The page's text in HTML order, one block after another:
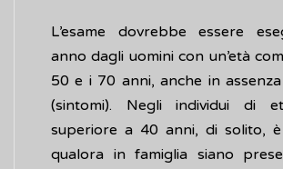
L’esame dovrebbe essere
anno dagli uomini con un’età
50 e i 70 anni, anche in
(sintomi). Negli individui di
superiore a 40 anni, di solito,
qualora in famiglia siano